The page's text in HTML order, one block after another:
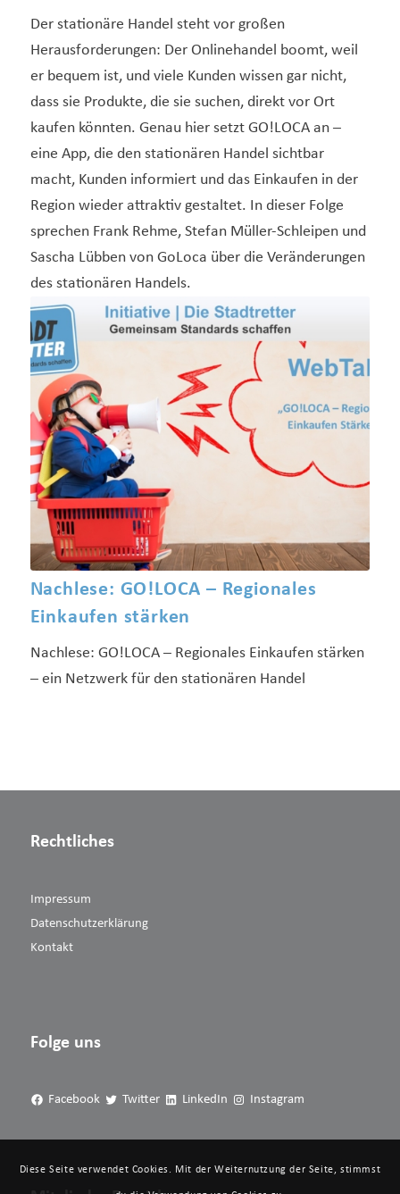
Der stationäre Handel steht vor großen
Herausforderungen: Der Onlinehandel boomt, weil
er bequem ist, und viele Kunden wissen gar nicht,
dass sie Produkte, die sie suchen, direkt vor Ort
kaufen könnten. Genau hier setzt GO!LOCA an –
eine App, die den stationären Handel sichtbar
macht, Kunden informiert und das Einkaufen in der
Region wieder attraktiv gestaltet. In dieser Folge
sprechen Frank Rehme, Stefan Müller-Schleipen und
Sascha Lübben von GoLoca über die Veränderungen
des stationären Handels.
Nachlese: GO!LOCA – Regionales
Einkaufen stärken
Nachlese: GO!LOCA – Regionales Einkaufen stärken
– ein Netzwerk für den stationären Handel
Rechtliches
Impressum
Datenschutzerklärung
Kontakt
Folge uns
Facebook Twitter LinkedIn Instagram
Diese Seite verwendet Cookies. Mit der Weiternutzung der Seite, stimmst